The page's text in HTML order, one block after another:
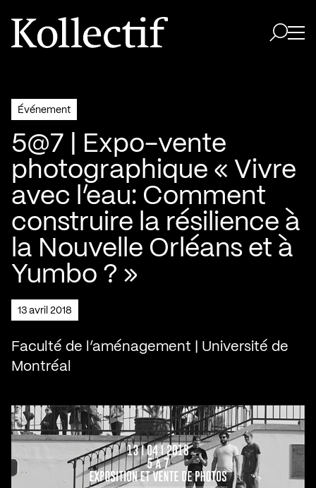
Aller à la page d'accueil
Logo Kollectif
Événement
5@7 | Expo-vente
photographique « Vivre
avec l’eau: Comment
construire la résilience à
la Nouvelle Orléans et à
Yumbo ? »
13 avril 2018
Faculté de l’aménagement | Université de
Montréal